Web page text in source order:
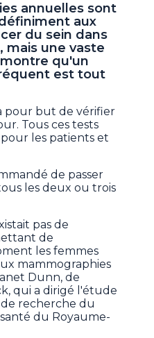
annuelles sont
aux
du sein dans
mais une vaste
qu'un
est tout
pour but de vérifier
Tous ces tests
les patients et
de passer
les deux ou trois
pas de
de
les femmes
mammographies
Dunn, de
qui a dirigé l'étude
recherche du
du Royaume-